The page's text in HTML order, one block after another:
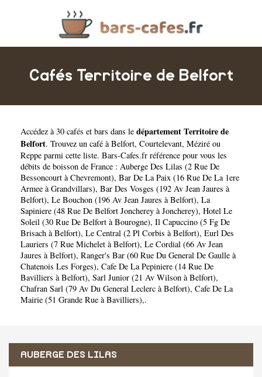
Cafés Territoire de Belfort
Accédez à 30 cafés et bars dans le département Territoire de
Belfort. Trouvez un café àBelfort, Courtelevant, Méziré ou
Reppe parmi cette liste. Bars-Cafes.fr référence pour vous les
débits de boisson de France : Auberge Des Lilas (2 Rue De
Bessoncourt à Chevremont), Bar De La Paix (16 Rue De La 1ere
Armee à Grandvillars), Bar Des Vosges (192 Av Jean Jaures à
Belfort), Le Bouchon (196 Av Jean Jaures à Belfort), La
Sapiniere (48 Rue De Belfort Joncherey à Joncherey), Hotel Le
Soleil (30 Rue De Belfort à Bourogne), Il Capuccino (5 Fg De
Brisach à Belfort), Le Central (2 Pl Corbis à Belfort), Eurl Des
Lauriers (7 Rue Michelet à Belfort), Le Cordial (66 Av Jean
Jaures à Belfort), Ranger's Bar (60 Rue Du General De Gaulle à
Chatenois Les Forges), Cafe De La Pepiniere (14 Rue De
Bavilliers à Belfort), Sarl Junior (21 Av Wilson à Belfort),
Chafran Sarl (79 Av Du General Leclerc à Belfort), Cafe De La
Mairie (51 Grande Rue à Bavilliers),.
AUBERGE DES LILAS